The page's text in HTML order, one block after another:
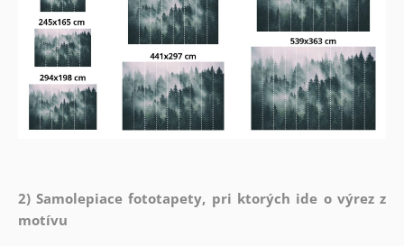
2) Samolepiace fototapety, pri ktorých ide o výrez z
motívu